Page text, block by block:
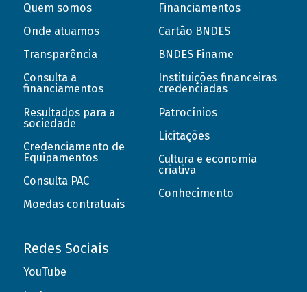
Quem somos
Onde atuamos
Transparência
Consulta a
financiamentos
Resultados para a
sociedade
Credenciamento de
Equipamentos
Consulta PAC
Moedas contratuais
Financiamentos
Cartão BNDES
BNDES Finame
Instituições financeiras
credenciadas
Patrocínios
Licitações
Cultura e economia
criativa
Conhecimento
Redes Sociais
YouTube